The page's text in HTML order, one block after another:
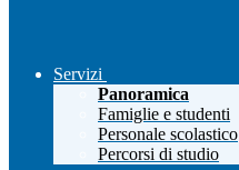
Servizi
Panoramica
Famiglie e studenti
Personale scolastico
Percorsi di studio